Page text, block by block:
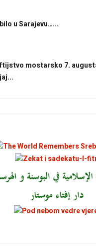
u Sarajevu…...
mostarsko 7.